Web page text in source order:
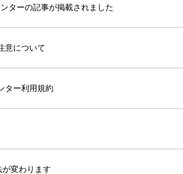
ターの記事が掲載されました
意について
ター利用規約
変わります